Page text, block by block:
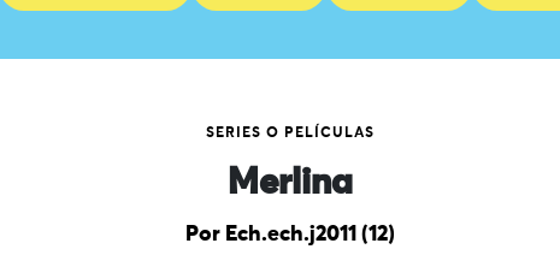
SERIES O PELÍCULAS
Merlina
Por Ech.ech.j2011 (12)